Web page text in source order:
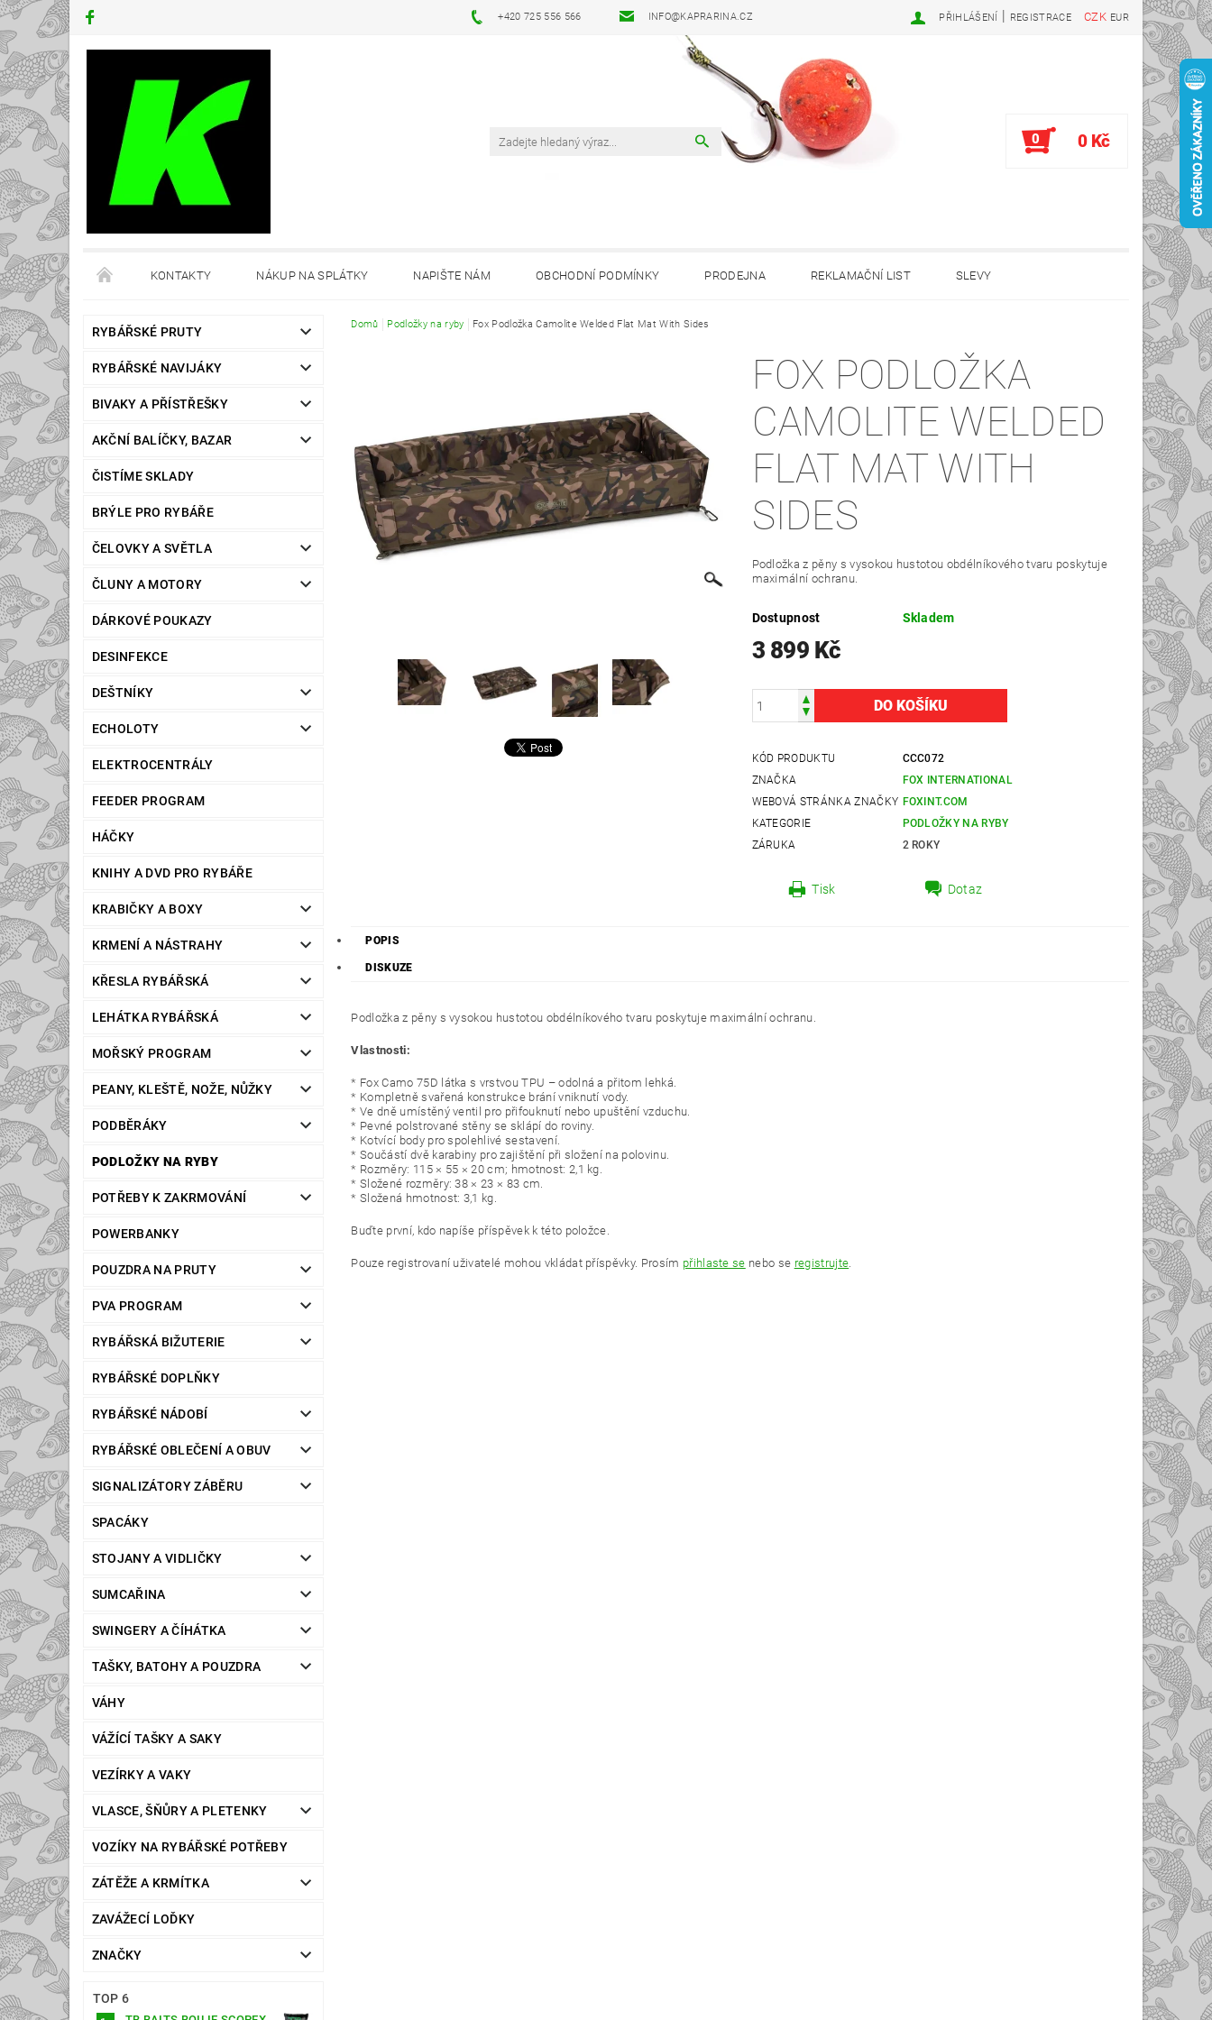
+420 725 556 566 INFO@KAPRARINA.CZ CZK EUR
PŘIHLÁŠENÍ | REGISTRACE
0 0 Kč
KONTAKTY NÁKUP NA SPLÁTKY NAPIŠTE NÁM OBCHODNÍ PODMÍNKY PRODEJNA REKLAMAČNÍ LIST SLEVY
RYBÁŘSKÉ PRUTY
RYBÁŘSKÉ NAVIJÁKY
BIVAKY A PŘÍSTŘEŠKY
AKČNÍ BALÍČKY, BAZAR
ČISTÍME SKLADY
BRÝLE PRO RYBÁŘE
ČELOVKY A SVĚTLA
ČLUNY A MOTORY
DÁRKOVÉ POUKAZY
DESINFEKCE
DEŠTNÍKY
ECHOLOTY
ELEKTROCENTRÁLY
FEEDER PROGRAM
HÁČKY
KNIHY A DVD PRO RYBÁŘE
KRABIČKY A BOXY
KRMENÍ A NÁSTRAHY
KŘESLA RYBÁŘSKÁ
LEHÁTKA RYBÁŘSKÁ
MOŘSKÝ PROGRAM
PEANY, KLEŠTĚ, NOŽE, NŮŽKY
PODBĚRÁKY
PODLOŽKY NA RYBY
POTŘEBY K ZAKRMOVÁNÍ
POWERBANKY
POUZDRA NA PRUTY
PVA PROGRAM
RYBÁŘSKÁ BIŽUTERIE
RYBÁŘSKÉ DOPLŇKY
RYBÁŘSKÉ NÁDOBÍ
RYBÁŘSKÉ OBLEČENÍ A OBUV
SIGNALIZÁTORY ZÁBĚRU
SPACÁKY
STOJANY A VIDLIČKY
SUMCAŘINA
SWINGERY A ČÍHÁTKA
TAŠKY, BATOHY A POUZDRA
VÁHY
VÁŽÍCÍ TAŠKY A SAKY
VEZÍRKY A VAKY
VLASCE, ŠŇŮRY A PLETENKY
VOZÍKY NA RYBÁŘSKÉ POTŘEBY
ZÁTĚŽE A KRMÍTKA
ZAVÁŽECÍ LOĎKY
ZNAČKY
TOP 6
Domů Podložky na ryby Fox Podložka Camolite Welded Flat Mat With Sides
FOX PODLOŽKA
CAMOLITE WELDED
FLAT MAT WITH
SIDES
Podložka z pěny s vysokou hustotou obdélníkového tvaru poskytuje
maximální ochranu.
Dostupnost Skladem
3 899 Kč
KÓD PRODUKTU
CCC072
ZNAČKA
FOX INTERNATIONAL
WEBOVÁ STRÁNKA ZNAČKY FOXINT.COM
KATEGORIE
PODLOŽKY NA RYBY
ZÁRUKA
2 ROKY
Tisk Dotaz
POPIS
DISKUZE
Podložka z pěny s vysokou hustotou obdélníkového tvaru poskytuje maximální ochranu.
Vlastnosti:
* Fox Camo 75D látka s vrstvou TPU – odolná a přitom lehká.
* Kompletně svařená konstrukce brání vniknutí vody.
* Ve dně umístěný ventil pro přifouknutí nebo upuštění vzduchu.
* Pevné polstrované stěny se sklápí do roviny.
* Kotvící body pro spolehlivé sestavení.
* Součástí dvě karabiny pro zajištění při složení na polovinu.
* Rozměry: 115 × 55 × 20 cm; hmotnost: 2,1 kg.
* Složené rozměry: 38 × 23 × 83 cm.
* Složená hmotnost: 3,1 kg.
Buďte první, kdo napíše příspěvek k této položce.
Pouze registrovaní uživatelé mohou vkládat příspěvky. Prosím přihlaste se nebo se registrujte.